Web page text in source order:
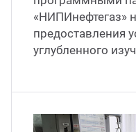
«НИПИнефтегаз»
предоставления
углубленного